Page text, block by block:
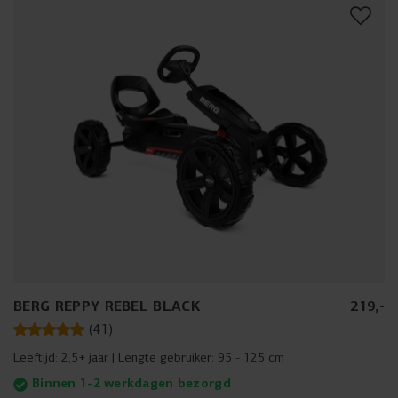
BERG REPPY REBEL BLACK 219,-
(41 )
Leeftijd: 2,5+ jaar Lengte gebruiker: 95 - 125 cm
Binnen 1-2 werkdagen bezorgd